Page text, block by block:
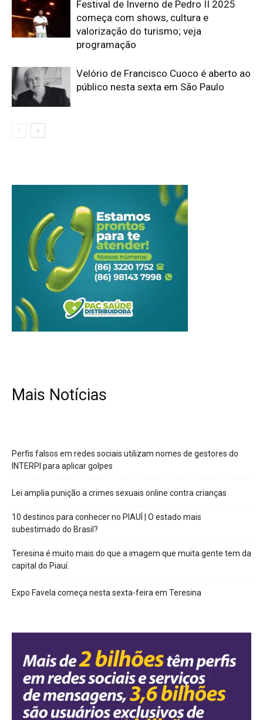
Festival de Inverno de Pedro II 2025
começa com shows, cultura e
valorização do turismo; veja
programação
Velório de Francisco Cuoco é aberto ao
público nesta sexta em São Paulo
Mais Notícias
Perfis falsos em redes sociais utilizam nomes de gestores do
INTERPI para aplicar golpes
Lei amplia punição a crimes sexuais online contra crianças
10 destinos para conhecer no PIAUÍ | O estado mais
subestimado do Brasil?
Teresina é muito mais do que a imagem que muita gente tem da
capital do Piauí.
Expo Favela começa nesta sexta-feira em Teresina